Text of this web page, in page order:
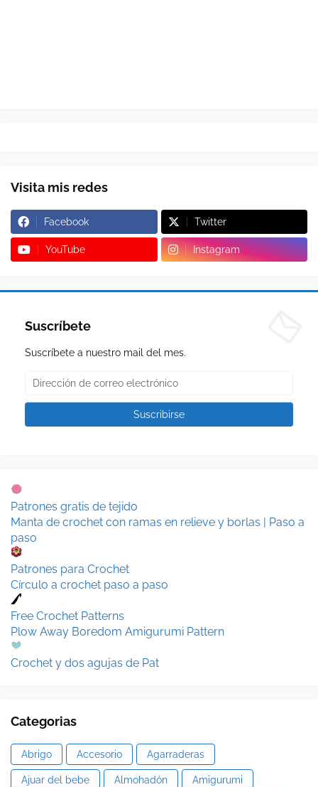
Visita mis redes
Facebook Twitter
YouTube Instagram
Suscríbete
Suscríbete a nuestro mail del mes.
Patrones gratis de tejido
Manta de crochet con ramas en relieve y borlas | Paso a
paso
Patrones para Crochet
Círculo a crochet paso a paso
Free Crochet Patterns
Plow Away Boredom Amigurumi Pattern
Crochet y dos agujas de Pat
Categorias
Abrigo Accesorio Agarraderas
Ajuar del bebe Almohadón Amigurumi